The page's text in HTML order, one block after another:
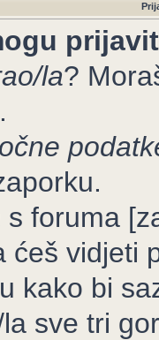
la?
s foruma
ćeš vidjeti
kako bi
sve tri